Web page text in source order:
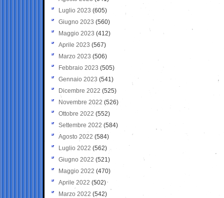
Luglio 2023 (605)
Giugno 2023 (560)
Maggio 2023 (412)
Aprile 2023 (567)
Marzo 2023 (506)
Febbraio 2023 (505)
Gennaio 2023 (541)
Dicembre 2022 (525)
Novembre 2022 (526)
Ottobre 2022 (552)
Settembre 2022 (584)
Agosto 2022 (584)
Luglio 2022 (562)
Giugno 2022 (521)
Maggio 2022 (470)
Aprile 2022 (502)
Marzo 2022 (542)